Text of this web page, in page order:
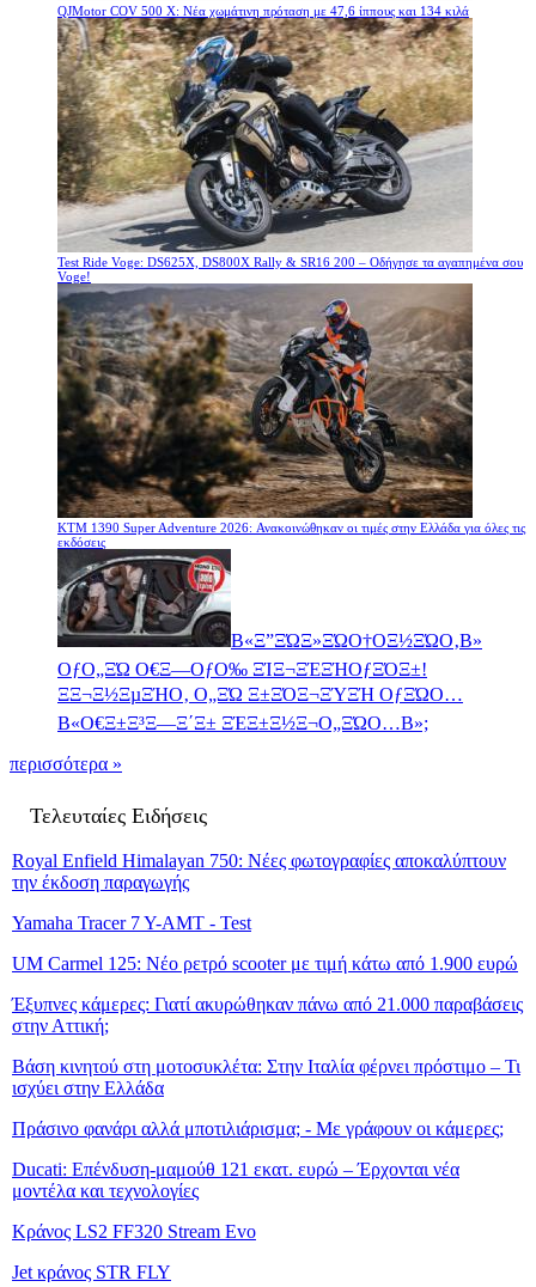
QJMotor COV 500 X: Νέα χωμάτινη πρόταση με 47,6 ίππους και 134 κιλά
Test Ride Voge: DS625X, DS800X Rally & SR16 200 – Οδήγησε τα αγαπημένα σου
Voge!
KTM 1390 Super Adventure 2026: Ανακοινώθηκαν οι τιμές στην Ελλάδα για όλες τις
εκδόσεις
Β«Ξ”ΞΏΞ»ΞΏΟ†ΟΞ½ΞΏΟ‚Β»
ΟƒΟ„ΞΏ Ο€Ξ―ΟƒΟ‰ ΞΊΞ¬ΞΈΞΉΟƒΞΌΞ±!
ΞΞ¬Ξ½ΞµΞΉΟ‚ Ο„ΞΏ Ξ±ΞΌΞ¬ΞΎΞΉ ΟƒΞΏΟ…
Β«Ο€Ξ±Ξ³Ξ―Ξ΄Ξ± ΞΈΞ±Ξ½Ξ¬Ο„ΞΏΟ…Β»;
περισσότερα »
Τελευταίες Ειδήσεις
Royal Enfield Himalayan 750: Νέες φωτογραφίες αποκαλύπτουν
την έκδοση παραγωγής
Yamaha Tracer 7 Y-AMT - Test
UM Carmel 125: Νέο ρετρό scooter με τιμή κάτω από 1.900 ευρώ
Έξυπνες κάμερες: Γιατί ακυρώθηκαν πάνω από 21.000 παραβάσεις
στην Αττική;
Βάση κινητού στη μοτοσυκλέτα: Στην Ιταλία φέρνει πρόστιμο – Τι
ισχύει στην Ελλάδα
Πράσινο φανάρι αλλά μποτιλιάρισμα; - Με γράφουν οι κάμερες;
Ducati: Επένδυση-μαμούθ 121 εκατ. ευρώ – Έρχονται νέα
μοντέλα και τεχνολογίες
Κράνος LS2 FF320 Stream Evo
Jet κράνος STR FLY